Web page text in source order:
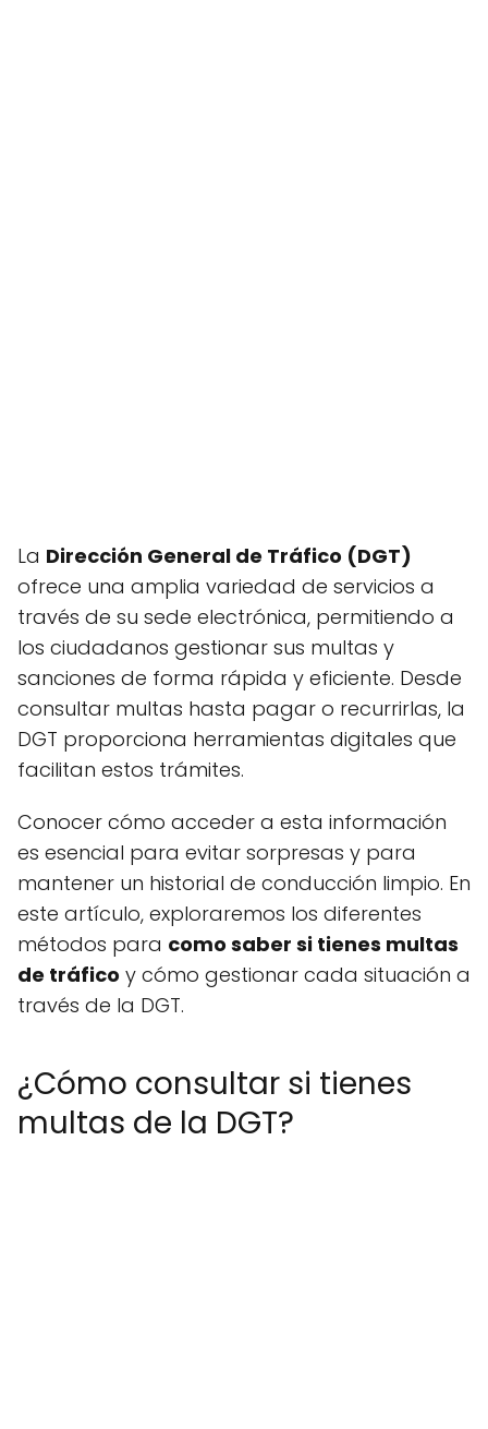
La Dirección General de Tráfico (DGT)
ofrece una amplia variedad de servicios a
través de su sede electrónica, permitiendo a
los ciudadanos gestionar sus multas y
sanciones de forma rápida y eficiente. Desde
consultar multas hasta pagar o recurrirlas, la
DGT proporciona herramientas digitales que
facilitan estos trámites.
Conocer cómo acceder a esta información
es esencial para evitar sorpresas y para
mantener un historial de conducción limpio. En
este artículo, exploraremos los diferentes
métodos para como saber si tienes multas
de tráfico y cómo gestionar cada situación a
través de la DGT.
¿Cómo consultar si tienes
multas de la DGT?